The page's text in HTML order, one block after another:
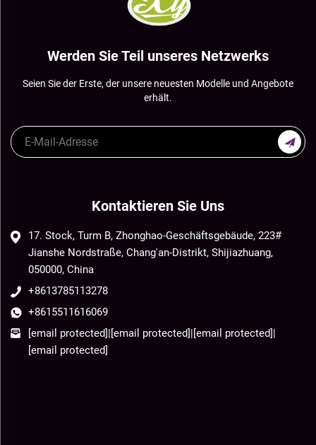
Werden Sie Teil unseres Netzwerks
Seien Sie der Erste, der unsere neuesten Modelle und Angebote
erhält.
Kontaktieren Sie Uns
17. Stock, Turm B, Zhonghao-Geschäftsgebäude, 223#
Jianshe Nordstraße, Chang'an-Distrikt, Shijiazhuang,
050000, China
+8613785113278
+8615511616069
[email protected]
[email protected] [email protected]
[email protected]